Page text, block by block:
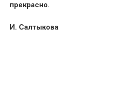
прекрасно.
И. Салтыкова